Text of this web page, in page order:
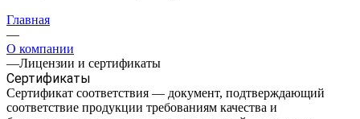
Главная
—
О компании
—Лицензии и сертификаты
Сертификаты
Сертификат соответствия — документ, подтверждающий
соответствие продукции требованиям качества и